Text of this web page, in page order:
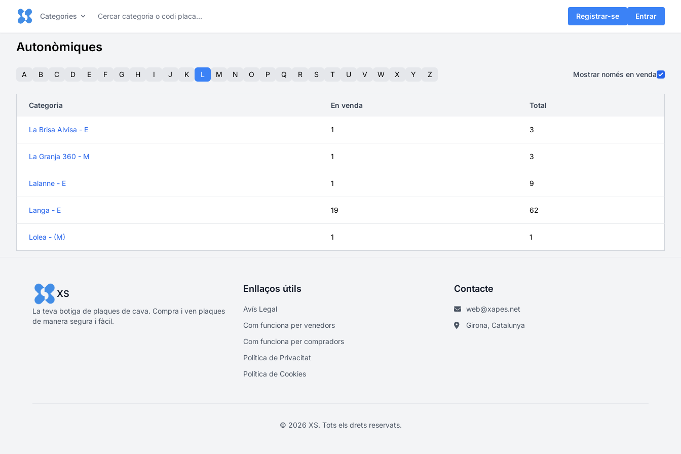
Categories Registrar-se Entrar
Autonòmiques
A B C D E F G H I J K L M N O P Q R S T U V W X Y Z Mostrar només en venda
Categoria En venda Total
La Brisa Alvisa - E 1 3
La Granja 360 - M 1 3
Lalanne - E 1 9
Langa - E 19 62
Lolea - (M) 1 1
XS
La teva botiga de plaques de cava. Compra i ven plaques
de manera segura i fàcil.
Enllaços útils
Avís Legal
Com funciona per venedors
Com funciona per compradors
Política de Privacitat
Política de Cookies
Contacte
web@xapes.net
Girona, Catalunya
© 2026 XS. Tots els drets reservats.